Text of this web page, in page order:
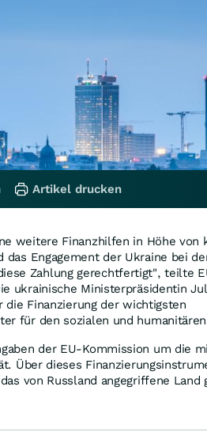
weitere Finanzhilfen in Höhe von
das Engagement der Ukraine bei
Zahlung gerechtfertigt", teilte
ukrainische Ministerpräsidentin
Finanzierung der wichtigsten
für den sozialen und
der EU-Kommission um die
Über dieses
von Russland angegriffene Land
Artikel drucken